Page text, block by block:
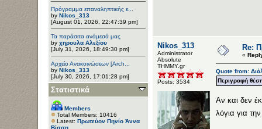
Πρόγραμμα επαναληπτικής ε...
by Nikos_313
[August 01, 2026, 22:47:39 pm]
Τα παράσιτα ανάμεσά μας
by χηρουλα Αλεξίου
[July 31, 2026, 18:49:30 pm]
Αρχείο Ανακοινώσεων [Arch...
by Nikos_313
[July 30, 2026, 17:01:28 pm]
Στατιστικά
Members
Total Members: 10416
Latest: Πρωτεύον Πηνίο Άννα
Βίσση
Nikos_313
Administrator
Αbsolute
ΤΗΜΜΥ.gr
Posts: 3534
Re:
«
Quote from:
Περιγραφή
Αν και δεν
λόγια για